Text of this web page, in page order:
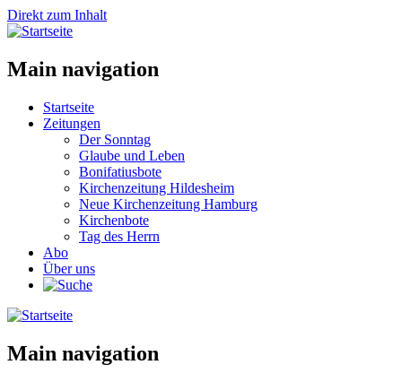
Direkt zum Inhalt
Main navigation
Startseite
Zeitungen
Der Sonntag
Glaube und Leben
Bonifatiusbote
Kirchenzeitung Hildesheim
Neue Kirchenzeitung Hamburg
Kirchenbote
Tag des Herrn
Abo
Über uns
Main navigation